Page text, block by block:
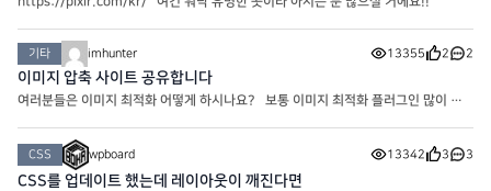
기타 imhunter 13355 2 2
이미지 압축 사이트 공유합니다
여러분들은 이미지 최적화 어떻게 하시나요? 보통 이미지 최적화 플러그인 많이 사
이미지 압축 후 업로드하고 있습니다. 아시는 분은
CSS wpboard 13342 3 3
CSS를 업데이트 했는데 레이아웃이 깨진다면